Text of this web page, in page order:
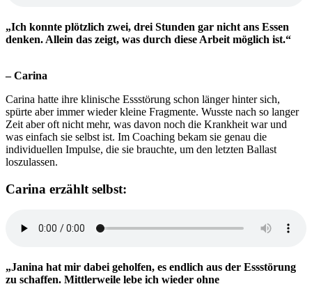
„Ich konnte plötzlich zwei, drei Stunden gar nicht ans Essen
denken. Allein das zeigt, was durch diese Arbeit möglich ist.“
– Carina
Carina hatte ihre klinische Essstörung schon länger hinter sich,
spürte aber immer wieder kleine Fragmente. Wusste nach so langer
Zeit aber oft nicht mehr, was davon noch die Krankheit war und
was einfach sie selbst ist. Im Coaching bekam sie genau die
individuellen Impulse, die sie brauchte, um den letzten Ballast
loszulassen.
Carina erzählt selbst:
„Janina hat mir dabei geholfen, es endlich aus der Essstörung
zu schaffen. Mittlerweile lebe ich wieder ohne